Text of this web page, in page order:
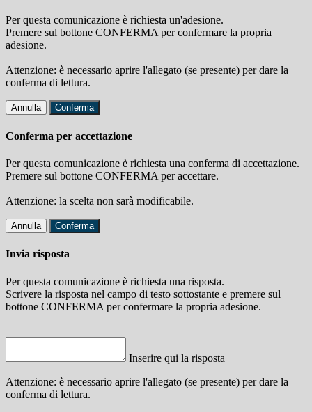
Per questa comunicazione è richiesta un'adesione.
Premere sul bottone CONFERMA per confermare la propria
adesione.
Attenzione: è necessario aprire l'allegato (se presente) per dare la
conferma di lettura.
Annulla Conferma
Conferma per accettazione
Per questa comunicazione è richiesta una conferma di accettazione.
Premere sul bottone CONFERMA per accettare.
Attenzione: la scelta non sarà modificabile.
Annulla Conferma
Invia risposta
Per questa comunicazione è richiesta una risposta.
Scrivere la risposta nel campo di testo sottostante e premere sul
bottone CONFERMA per confermare la propria adesione.
Inserire qui la risposta
Attenzione: è necessario aprire l'allegato (se presente) per dare la
conferma di lettura.